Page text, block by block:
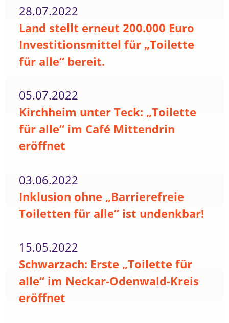
28.07.2022
Land stellt erneut 200.000 Euro
Investitionsmittel für „Toilette
für alle“ bereit.
05.07.2022
Kirchheim unter Teck: „Toilette
für alle“ im Café Mittendrin
eröffnet
03.06.2022
Inklusion ohne „Barrierefreie
Toiletten für alle“ ist undenkbar!
15.05.2022
Schwarzach: Erste „Toilette für
alle“ im Neckar-Odenwald-Kreis
eröffnet